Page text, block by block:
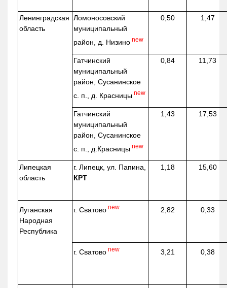
Ленинградская
область
Ломоносовский
муниципальный
район, д. Низино new
0,50 1,47
Гатчинский
муниципальный
район, Сусанинское
с. п., д. Красницы new
0,84 11,73
Гатчинский
муниципальный
район, Сусанинское
с. п., д.Красницы new
1,43 17,53
Липецкая
область
г. Липецк, ул. Папина,
КРТ
1,18 15,60
Луганская
Народная
Республика
г. Сватово new 2,82 0,33
г. Сватово new 3,21 0,38